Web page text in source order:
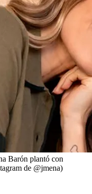
Barón plantó con
de @jmena)